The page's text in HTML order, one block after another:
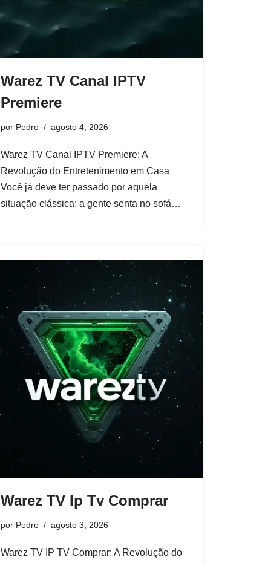
Warez TV Canal IPTV
Premiere
por Pedro agosto 4, 2026
Warez TV Canal IPTV Premiere: A
Revolução do Entretenimento em Casa
Você já deve ter passado por aquela
situação clássica: a gente senta no sofá…
Warez TV Ip Tv Comprar
por Pedro agosto 3, 2026
Warez TV IP TV Comprar: A Revolução do